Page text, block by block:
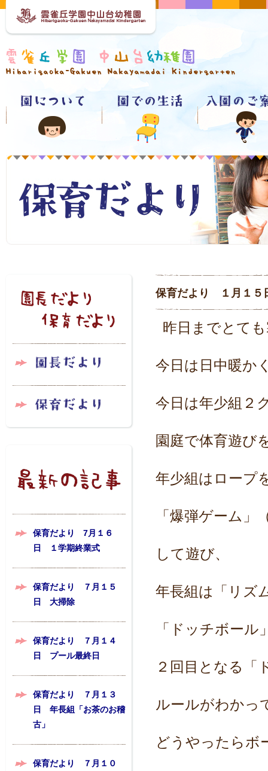
保育だより 7月１６
日 １学期終業式
保育だより ７月１５
日 大掃除
保育だより ７月１４
日 プール最終日
保育だより ７月１３
日 年長組「お茶のお稽
古」
保育だより ７月１０
保育だより １月１５
昨日までとて
今日は日中暖か
今日は年少組２
園庭で体育遊び
年少組はロープ
「爆弾ゲーム
して遊び、
年長組は「リズ
「ドッチボー
２回目となる「
ルールがわかっ
どうやったらボ